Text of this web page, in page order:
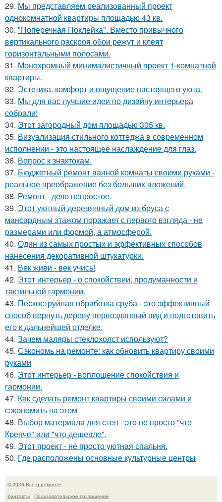
29. Мы представляем реализованный проект
однокомнатной квартиры площадью 43 кв.
30. "Поперечная Поклейка". Вместо привычного
вертикального раскроя обои режут и клеят
горизонтальными полосами.
31. Монохромный минималистичный проект 1-комнатной
квартиры.
32. Эстетика, комфорт и ощущение настоящего уюта.
33. Мы для вас лучшие идеи по дизайну интерьера
собрали!
34. Этот загородный дом площадью 305 кв.
35. Визуализация стильного коттеджа в современном
исполнении - это настоящее наслаждение для глаз.
36. Вопрос к знактокам.
37. Бюджетный ремонт ванной комнаты своими руками -
реальное преображение без больших вложений.
38. Ремонт - дело непростое.
39. Этот уютный деревянный дом из бруса с
мансардным этажом поражает с первого взгляда - не
размерами или формой, а атмосферой.
40. Один из самых простых и эффективных способов
нанесения декоративной штукатурки.
41. Век живи - век учись!
42. Этот интерьер - о спокойствии, продуманности и
тактильной гармонии.
43. Пескоструйная обработка сруба - это эффективный
способ вернуть дереву первозданный вид и подготовить
его к дальнейшей отделке.
44. Зачем маляры стеклохолст используют?
45. Сэкономь на ремонте: как обновить квартиру своими
руками
46. Этот интерьер - воплощение спокойствия и
гармонии.
47. Как сделать ремонт квартиры своими силами и
сэкономить на этом
48. Выбор материала для стен - это не просто "что
Крепче" или "что дешевле".
49. Этот проект - не просто уютная спальня.
50. Где расположены основные культурные центры
© 2026 Все о ремонте
Контакты
Пользовательское соглашение